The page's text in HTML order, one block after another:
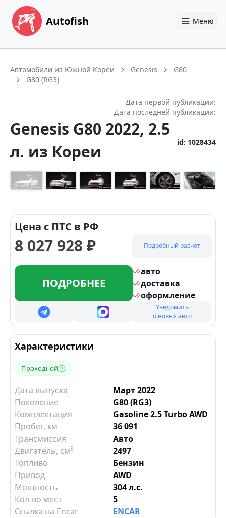
Autofish Меню
Автомобили из Южной Кореи Genesis
G80
G80 (RG3)
Дата первой публикации:
Дата последней публикации:
Genesis G80 2022, 2.5
л. из Кореи id: 1028434
Цена с ПТС в РФ
8 027 928 ₽ Подробный расчет
ПОДРОБНЕЕ
авто
доставка
оформление
Уведомить
о новых авто
Характеристики
Проходной
Дата выпуска
Март 2022
Поколение
G80 (RG3)
Комплектация
Gasoline 2.5 Turbo AWD
Пробег, км
36 091
Трансмиссия
Авто
Двигатель, см3
2497
Топливо
Бензин
Привод
AWD
Мощность
304 л.с.
Кол-во мест
5
Ссылка на Encar
ENCAR